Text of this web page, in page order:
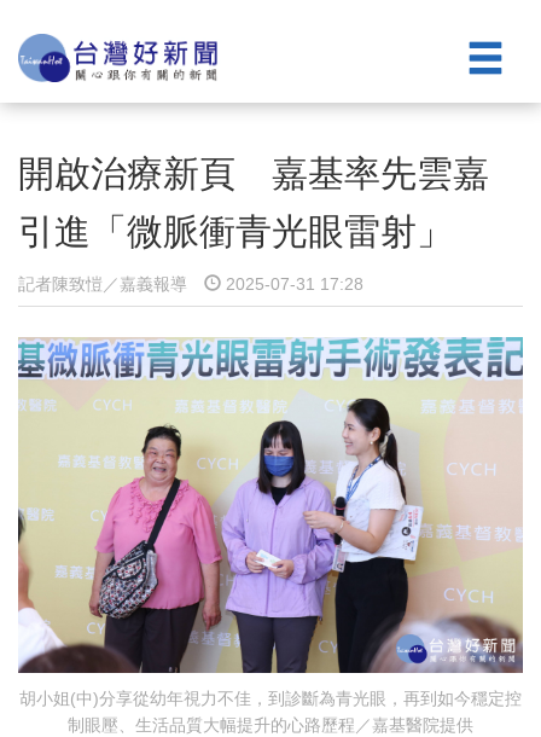
開啟治療新頁 嘉基率先雲嘉
引進「微脈衝青光眼雷射」
記者陳致愷／嘉義報導 2025-07-31 17:28
胡小姐(中)分享從幼年視力不佳，到診斷為青光眼，再到如今穩定控
制眼壓、生活品質大幅提升的心路歷程／嘉基醫院提供